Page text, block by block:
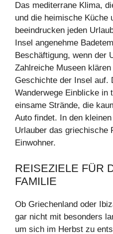
Das mediterrane Klima,
und die heimische Küche
beeindrucken jeden
Insel angenehme
Beschäftigung, wenn der
Zahlreiche Museen
Geschichte der Insel auf.
Wanderwege Einblicke in
einsame Strände, die
Auto findet. In den
Urlauber das griechische
Einwohner.
REISEZIELE FÜR
FAMILIE
Ob Griechenland oder
gar nicht mit besonders
um sich im Herbst zu